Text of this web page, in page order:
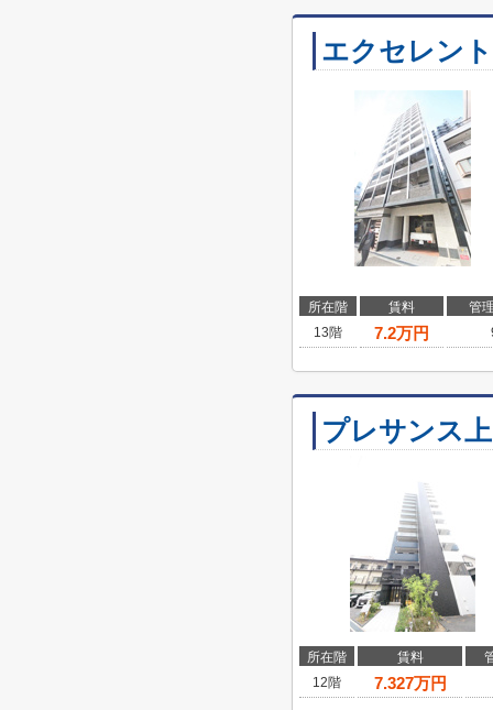
エクセレン
所在階 賃料
管
13階
7.2万円
プレサンス
所在階 賃料
12階
7.327万円